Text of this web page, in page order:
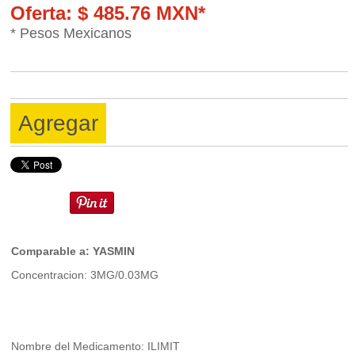
Oferta: $ 485.76 MXN*
* Pesos Mexicanos
Agregar
Comparable a: YASMIN
Concentracion: 3MG/0.03MG
Nombre del Medicamento: ILIMIT